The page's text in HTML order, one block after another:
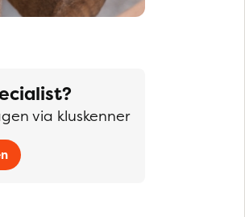
via kluskenner